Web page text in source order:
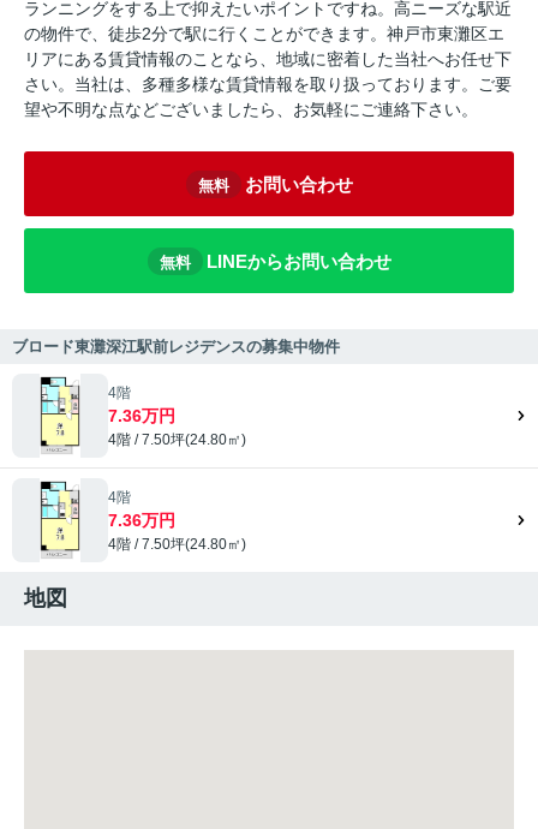
ランニングをする上で抑えたいポイントですね。高ニーズな駅近
の物件で、徒歩2分で駅に行くことができます。神戸市東灘区エ
リアにある賃貸情報のことなら、地域に密着した当社へお任せ下
さい。当社は、多種多様な賃貸情報を取り扱っております。ご要
望や不明な点などございましたら、お気軽にご連絡下さい。
無料 お問い合わせ
無料 LINEからお問い合わせ
ブロード東灘深江駅前レジデンスの募集中物件
4階
7.36万円
4階 / 7.50坪(24.80㎡)
4階
7.36万円
4階 / 7.50坪(24.80㎡)
地図